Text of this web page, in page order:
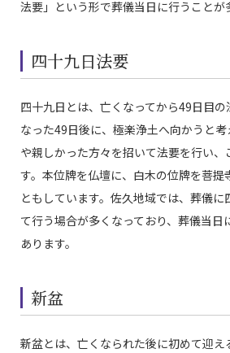
法要」という形で葬儀当日に行うことが
四十九日法要
四十九日とは、亡くなってから49日目の
なった49日後に、極楽浄土へ向かうと
や親しかった方々を招いて法要を行い、
す。本位牌を仏壇に、白木の位牌を菩提
ともしています。佐久地域では、葬儀に
て行う場合が多くなっており、葬儀当日
あります。
新盆
新盆とは、亡くなられた後に初めて迎え